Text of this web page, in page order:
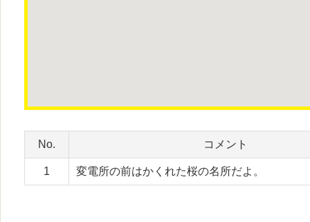
No. コメント
1 変電所の前はかくれた桜の名所だよ。